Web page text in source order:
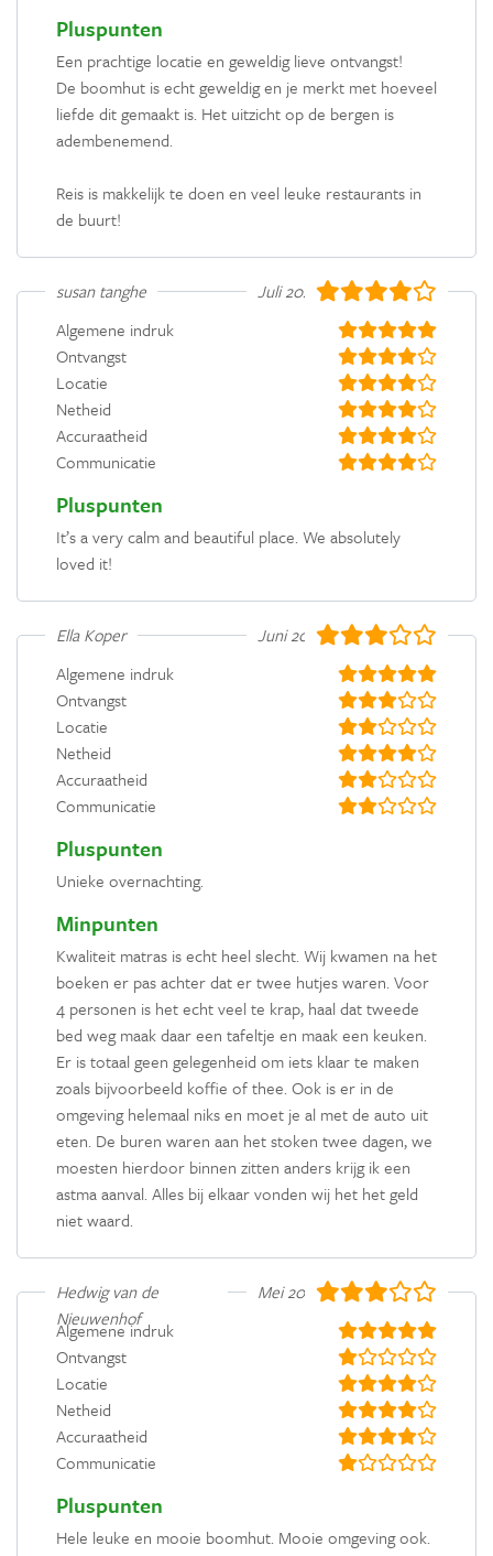
Pluspunten
Een prachtige locatie en geweldig lieve ontvangst!
De boomhut is echt geweldig en je merkt met hoeveel
liefde dit gemaakt is. Het uitzicht op de bergen is
adembenemend.
Reis is makkelijk te doen en veel leuke restaurants in
de buurt!
susan tanghe
Juli 2022
Algemene indruk
Ontvangst
Locatie
Netheid
Accuraatheid
Communicatie
Pluspunten
It’s a very calm and beautiful place. We absolutely
loved it!
Ella Koper
Juni 2022
Algemene indruk
Ontvangst
Locatie
Netheid
Accuraatheid
Communicatie
Pluspunten
Unieke overnachting.
Minpunten
Kwaliteit matras is echt heel slecht. Wij kwamen na het
boeken er pas achter dat er twee hutjes waren. Voor
4 personen is het echt veel te krap, haal dat tweede
bed weg maak daar een tafeltje en maak een keuken.
Er is totaal geen gelegenheid om iets klaar te maken
zoals bijvoorbeeld koffie of thee. Ook is er in de
omgeving helemaal niks en moet je al met de auto uit
eten. De buren waren aan het stoken twee dagen, we
moesten hierdoor binnen zitten anders krijg ik een
astma aanval. Alles bij elkaar vonden wij het het geld
niet waard.
Hedwig van de
Nieuwenhof
Mei 2022
Algemene indruk
Ontvangst
Locatie
Netheid
Accuraatheid
Communicatie
Pluspunten
Hele leuke en mooie boomhut. Mooie omgeving ook.